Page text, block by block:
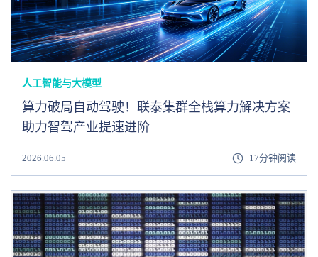
人工智能与大模型
算力破局自动驾驶！联泰集群全栈算力解决方案
助力智驾产业提速进阶
2026.06.05 17分钟阅读